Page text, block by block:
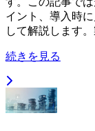
イント、導入時
して解説します
続きを見る